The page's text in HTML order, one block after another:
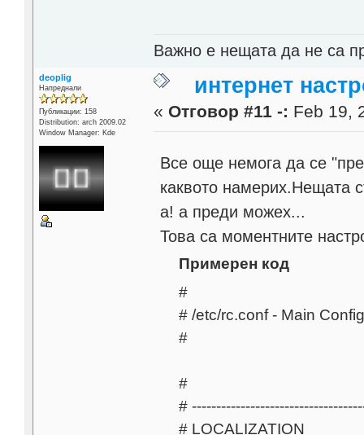
Важно е нещата да не са
deoplig
Напреднали
Публикации: 158
Distribution: arch 2009.02
Window Manager: Kde
интернет
« Отговор #11 -: Feb 19,
Все още немога да се
каквото намерих.Нещата
а! а преди можех...
Това са моментните
Примерен код
#
# /etc/rc.conf - Main
#
#
#
# LOCALIZATION